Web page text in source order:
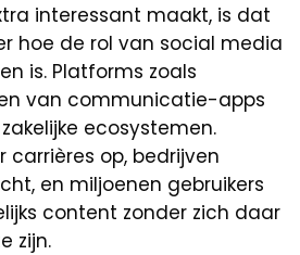
interessant maakt, is dat
hoe de rol van social media
is. Platforms zoals
van communicatie-apps
ecosystemen.
carrières op, bedrijven
en miljoenen gebruikers
content zonder zich daar
zijn.